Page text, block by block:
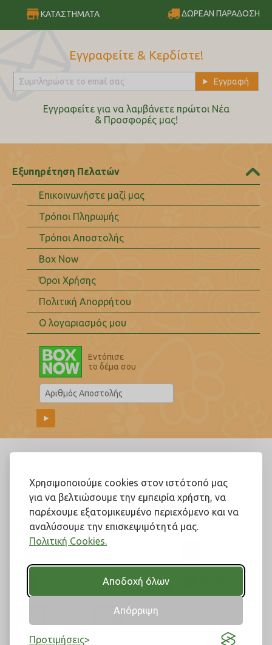
Χρησιμοποιούμε cookies στον ιστότοπό μας
για να βελτιώσουμε την εμπειρία χρήστη, να
παρέχουμε εξατομικευμένο περιεχόμενο και να
αναλύσουμε την επισκεψιμότητά μας.
Πολιτική Cookies.
Αποδοχή όλων
Απόρριψη
Προτιμήσεις
ΚΑΤΑΣΤΗΜΑΤΑ ΔΩΡΕΑΝ ΠΑΡΑΔΟΣΗ
Εγγραφείτε & Κερδίστε!
Εγγραφείτε για να λαμβάνετε πρώτοι Nέα
& Προσφορές μας!
Εξυπηρέτηση Πελατών
Επικοινωνήστε μαζί μας
Τρόποι Πληρωμής
Τρόποι Αποστολής
Box Now
Όροι Χρήσης
Πολιτική Απορρήτου
Ο λογαριασμός μου
Εντόπισε
το δέμα σου
Ακολουθήστε μας!